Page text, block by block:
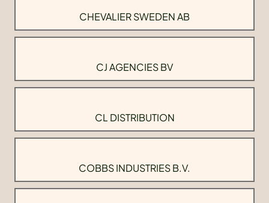
CHEVALIER SWEDEN AB
CJ AGENCIES BV
CL DISTRIBUTION
COBBS INDUSTRIES B.V.